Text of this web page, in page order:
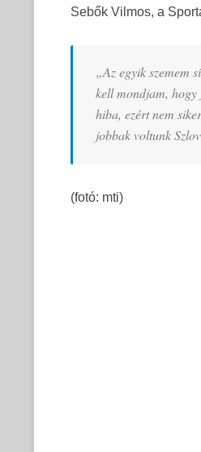
Sebők Vilmos, a
„Az egyik szemem
kell mondjam, hogy
hiba, ezért nem
jobbak voltunk
(fotó: mti)